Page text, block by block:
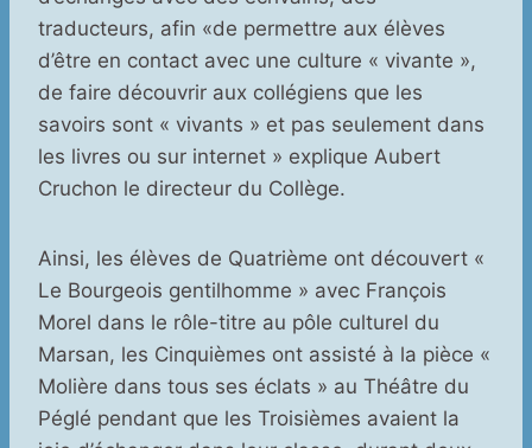
traducteurs, afin «de permettre aux élèves
d’être en contact avec une culture « vivante »,
de faire découvrir aux collégiens que les
savoirs sont « vivants » et pas seulement dans
les livres ou sur internet » explique Aubert
Cruchon le directeur du Collège.
Ainsi, les élèves de Quatrième ont découvert «
Le Bourgeois gentilhomme » avec François
Morel dans le rôle-titre au pôle culturel du
Marsan, les Cinquièmes ont assisté à la pièce «
Molière dans tous ses éclats » au Théâtre du
Péglé pendant que les Troisièmes avaient la